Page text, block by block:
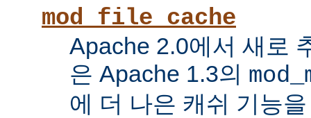
mod_file_cache
Apache 2.0에서 새로
은 Apache 1.3의
에 더 나은 캐쉬 기능